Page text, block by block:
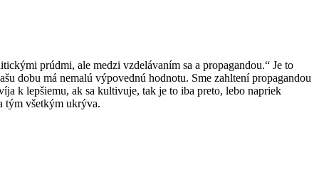
prúdmi, ale medzi vzdelávaním sa a propagandou.“ Je to
dobu má nemalú výpovednú hodnotu. Sme zahltení propagandou
k lepšiemu, ak sa kultivuje, tak je to iba preto, lebo napriek
tým všetkým ukrýva.